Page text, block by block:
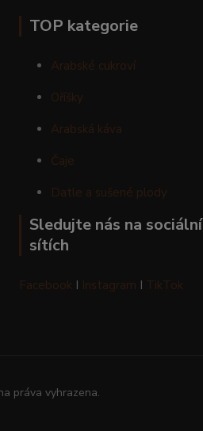
TOP kategorie
Arabské cukroví
Oříšky
Arabská káva
Čaje
Datle a sušené plody
Sledujte nás na sociální
sítích
Facebook I Instagram I TikTok
práva vyhrazena.